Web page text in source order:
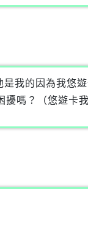
我的因為我悠
嗎？（悠遊卡